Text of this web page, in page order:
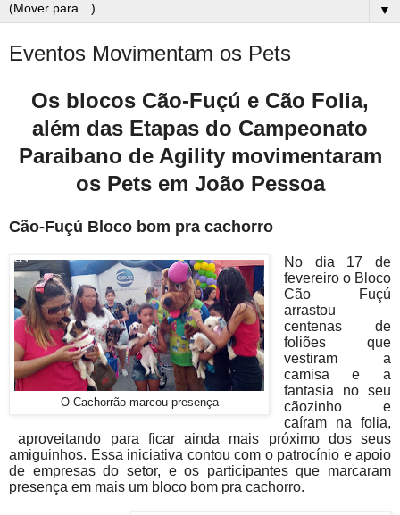
▼
Eventos Movimentam os Pets
Os blocos Cão-Fuçú e Cão Folia,
além das Etapas do Campeonato
Paraibano de Agility movimentaram
os Pets em João Pessoa
Cão-Fuçú Bloco bom pra cachorro
O Cachorrão marcou presença
No dia 17 de
fevereiro o Bloco
Cão Fuçú
arrastou
centenas de
foliões que
vestiram a
camisa e a
fantasia no seu
cãozinho e
caíram na folia,
aproveitando para ficar ainda mais próximo dos seus
amiguinhos. Essa iniciativa contou com o patrocínio e apoio
de empresas do setor, e os participantes que marcaram
presença em mais um bloco bom pra cachorro.